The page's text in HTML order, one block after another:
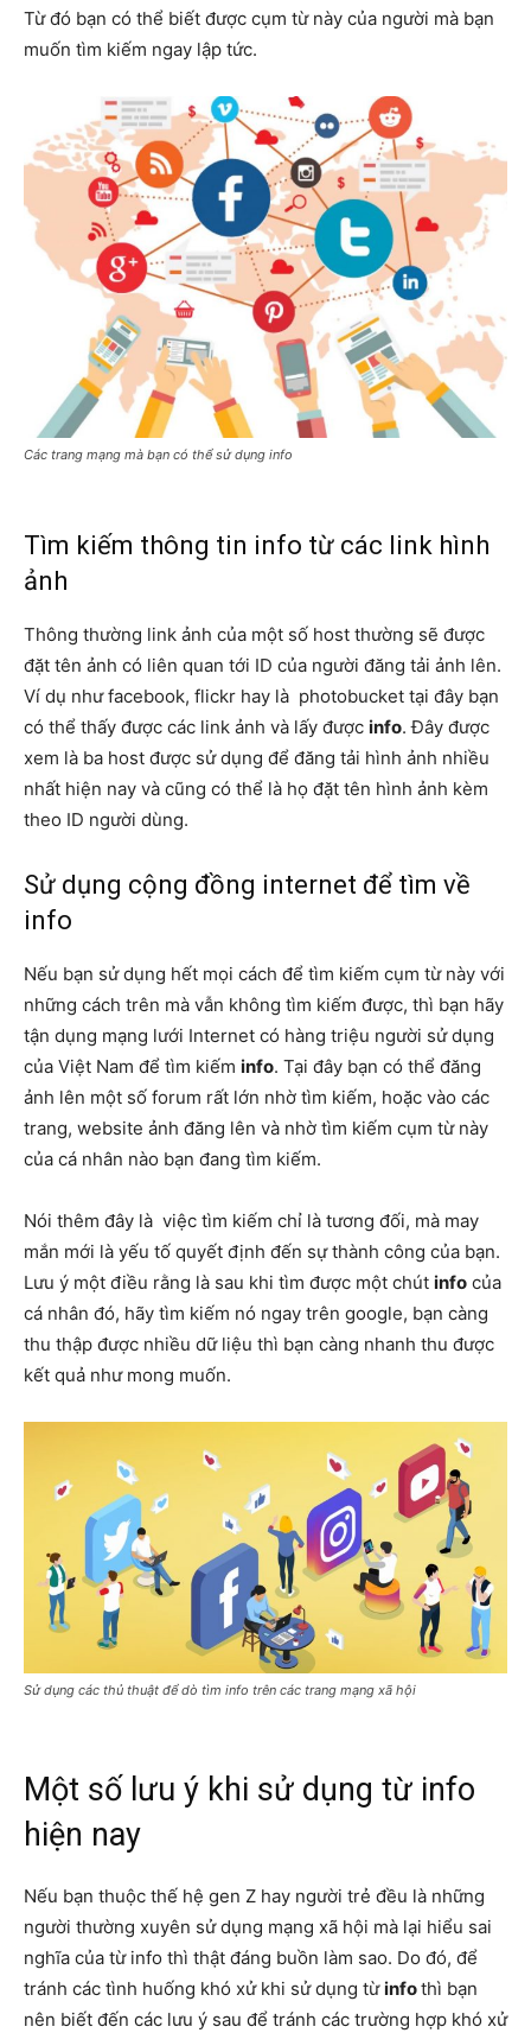
Từ đó bạn có thể biết được cụm từ này của người mà bạn
muốn tìm kiếm ngay lập tức.
Các trang mạng mà bạn có thể sử dụng info
Tìm kiếm thông tin info từ các link hình
ảnh
Thông thường link ảnh của một số host thường sẽ được
đặt tên ảnh có liên quan tới ID của người đăng tải ảnh lên.
Ví dụ như facebook, flickr hay là photobucket tại đây bạn
có thể thấy được các link ảnh và lấy được info. Đây được
xem là ba host được sử dụng để đăng tải hình ảnh nhiều
nhất hiện nay và cũng có thể là họ đặt tên hình ảnh kèm
theo ID người dùng.
Sử dụng cộng đồng internet để tìm về
info
Nếu bạn sử dụng hết mọi cách để tìm kiếm cụm từ này với
những cách trên mà vẫn không tìm kiếm được, thì bạn hãy
tận dụng mạng lưới Internet có hàng triệu người sử dụng
của Việt Nam để tìm kiếm info. Tại đây bạn có thể đăng
ảnh lên một số forum rất lớn nhờ tìm kiếm, hoặc vào các
trang, website ảnh đăng lên và nhờ tìm kiếm cụm từ này
của cá nhân nào bạn đang tìm kiếm.
Nói thêm đây là việc tìm kiếm chỉ là tương đối, mà may
mắn mới là yếu tố quyết định đến sự thành công của bạn.
Lưu ý một điều rằng là sau khi tìm được một chút info của
cá nhân đó, hãy tìm kiếm nó ngay trên google, bạn càng
thu thập được nhiều dữ liệu thì bạn càng nhanh thu được
kết quả như mong muốn.
Sử dụng các thủ thuật để dò tìm info trên các trang mạng xã hội
Một số lưu ý khi sử dụng từ info
hiện nay
Nếu bạn thuộc thế hệ gen Z hay người trẻ đều là những
người thường xuyên sử dụng mạng xã hội mà lại hiểu sai
nghĩa của từ info thì thật đáng buồn làm sao. Do đó, để
tránh các tình huống khó xử khi sử dụng từinfothì bạn
nên biết đến các lưu ý sau để tránh các trường hợp khó xử